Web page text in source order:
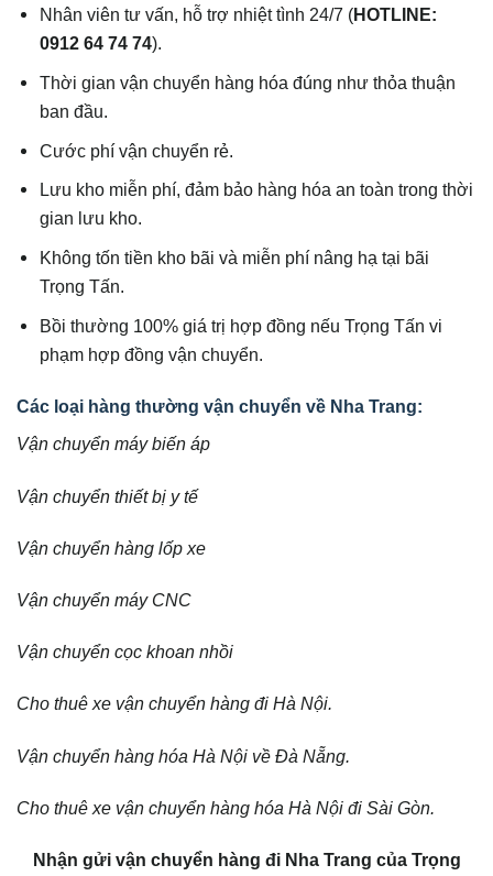
Nhân viên tư vấn, hỗ trợ nhiệt tình 24/7 (HOTLINE:
0912 64 74 74).
Thời gian vận chuyển hàng hóa đúng như thỏa thuận
ban đầu.
Cước phí vận chuyển rẻ.
Lưu kho miễn phí, đảm bảo hàng hóa an toàn trong thời
gian lưu kho.
Không tốn tiền kho bãi và miễn phí nâng hạ tại bãi
Trọng Tấn.
Bồi thường 100% giá trị hợp đồng nếu Trọng Tấn vi
phạm hợp đồng vận chuyển.
Các loại hàng thường vận chuyển về Nha Trang:
Vận chuyển máy biến áp
Vận chuyển thiết bị y tế
Vận chuyển hàng lốp xe
Vận chuyển máy CNC
Vận chuyển cọc khoan nhồi
Cho thuê xe vận chuyển hàng đi Hà Nội.
Vận chuyển hàng hóa Hà Nội về Đà Nẵng.
Cho thuê xe vận chuyển hàng hóa Hà Nội đi Sài Gòn.
Nhận gửi vận chuyển hàng đi Nha Trang của Trọng